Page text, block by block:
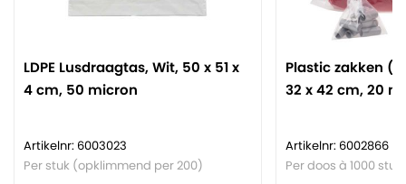
LDPE Lusdraagtas, Wit, 50 x 51 x
4 cm, 50 micron
Artikelnr: 6003023
Per stuk (opklimmend per 200)
Plastic zakken
32 x 42 cm, 20
Artikelnr: 6002866
Per doos à 1000